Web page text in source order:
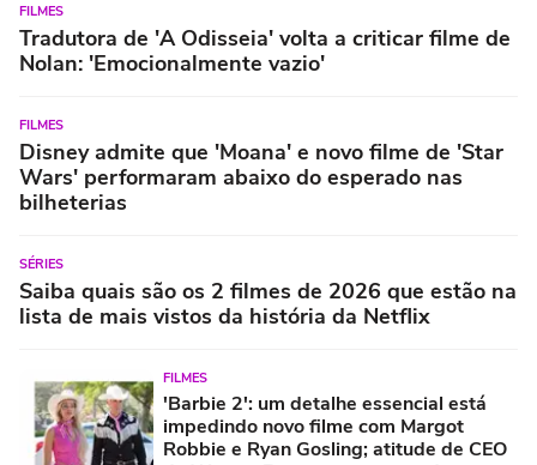
FILMES
Tradutora de 'A Odisseia' volta a criticar filme de
Nolan: 'Emocionalmente vazio'
FILMES
Disney admite que 'Moana' e novo filme de 'Star
Wars' performaram abaixo do esperado nas
bilheterias
SÉRIES
Saiba quais são os 2 filmes de 2026 que estão na
lista de mais vistos da história da Netflix
FILMES
'Barbie 2': um detalhe essencial está
impedindo novo filme com Margot
Robbie e Ryan Gosling; atitude de CEO